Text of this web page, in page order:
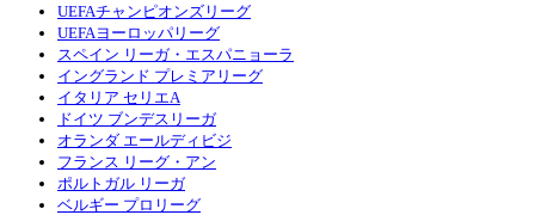
UEFAチャンピオンズリーグ
UEFAヨーロッパリーグ
スペイン リーガ・エスパニョーラ
イングランド プレミアリーグ
イタリア セリエA
ドイツ ブンデスリーガ
オランダ エールディビジ
フランス リーグ・アン
ポルトガル リーガ
ベルギー プロリーグ